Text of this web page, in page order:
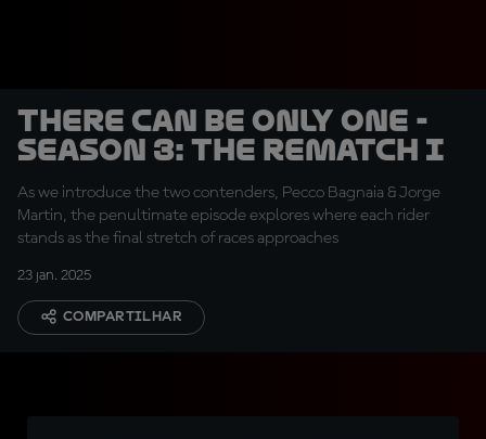
There Can Be Only One -
Season 3: The Rematch I
As we introduce the two contenders, Pecco Bagnaia & Jorge
Martin, the penultimate episode explores where each rider
stands as the final stretch of races approaches
23 jan. 2025
COMPARTILHAR